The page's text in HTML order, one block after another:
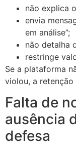
não explica
envia
em análise”;
não detalha
restringe
Se a plataforma
violou, a
Falta de
ausência
defesa